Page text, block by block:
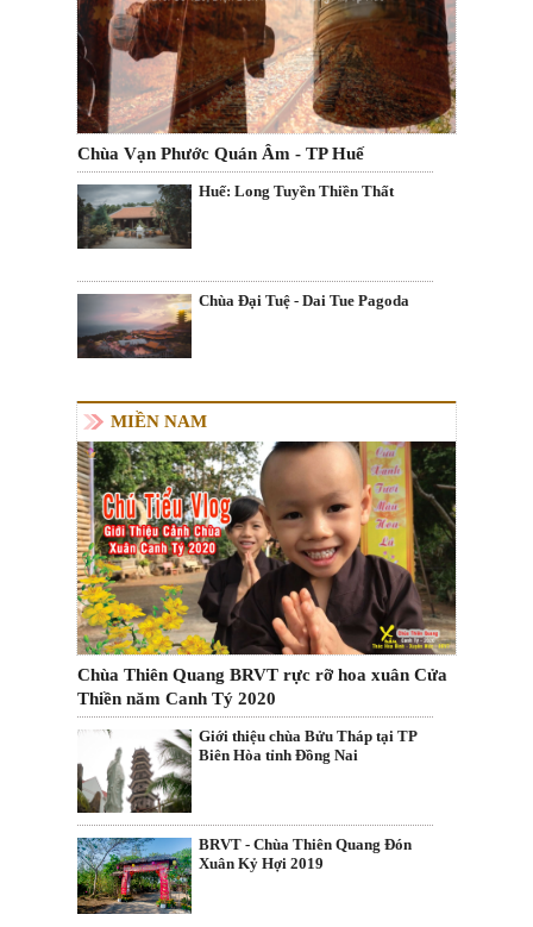
Chùa Vạn Phước Quán Âm - TP Huế
Huế: Long Tuyền Thiền Thất
Chùa Đại Tuệ - Dai Tue Pagoda
MIỀN NAM
Chùa Thiên Quang BRVT rực rỡ hoa xuân Cửa
Thiền năm Canh Tý 2020
Giới thiệu chùa Bửu Tháp tại TP
Biên Hòa tỉnh Đồng Nai
BRVT - Chùa Thiên Quang Đón
Xuân Kỷ Hợi 2019